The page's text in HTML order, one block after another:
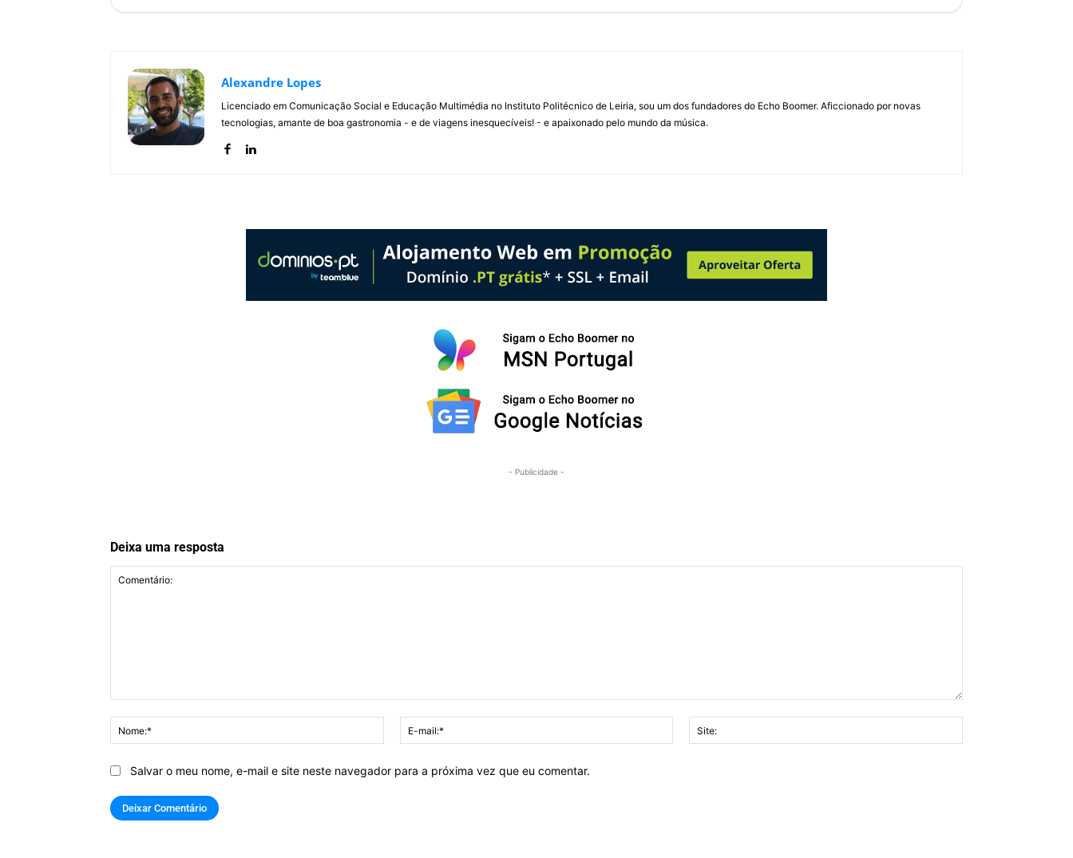
Alexandre Lopes
Licenciado em Comunicação Social e Educação Multimédia no Instituto Politécnico de Leiria, sou um dos fundadores do Echo Boomer. Aficcionado por novas
tecnologias, amante de boa gastronomia - e de viagens inesquecíveis! - e apaixonado pelo mundo da música.
- Publicidade -
Deixa uma resposta
Nome:*
mail:*
Salvar o meu nome, e-mail e site neste navegador para a próxima vez que eu comentar.